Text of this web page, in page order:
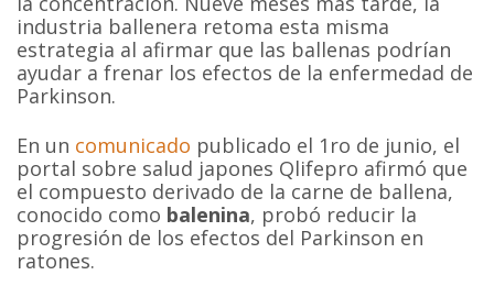
industria ballenera retoma esta misma
estrategia al afirmar que las ballenas podrían
ayudar a frenar los efectos de la enfermedad de
Parkinson.
En un comunicado publicado el 1ro de junio, el
portal sobre salud japones Qlifepro afirmó que
el compuesto derivado de la carne de ballena,
conocido como balenina, probó reducir la
progresión de los efectos del Parkinson en
ratones.